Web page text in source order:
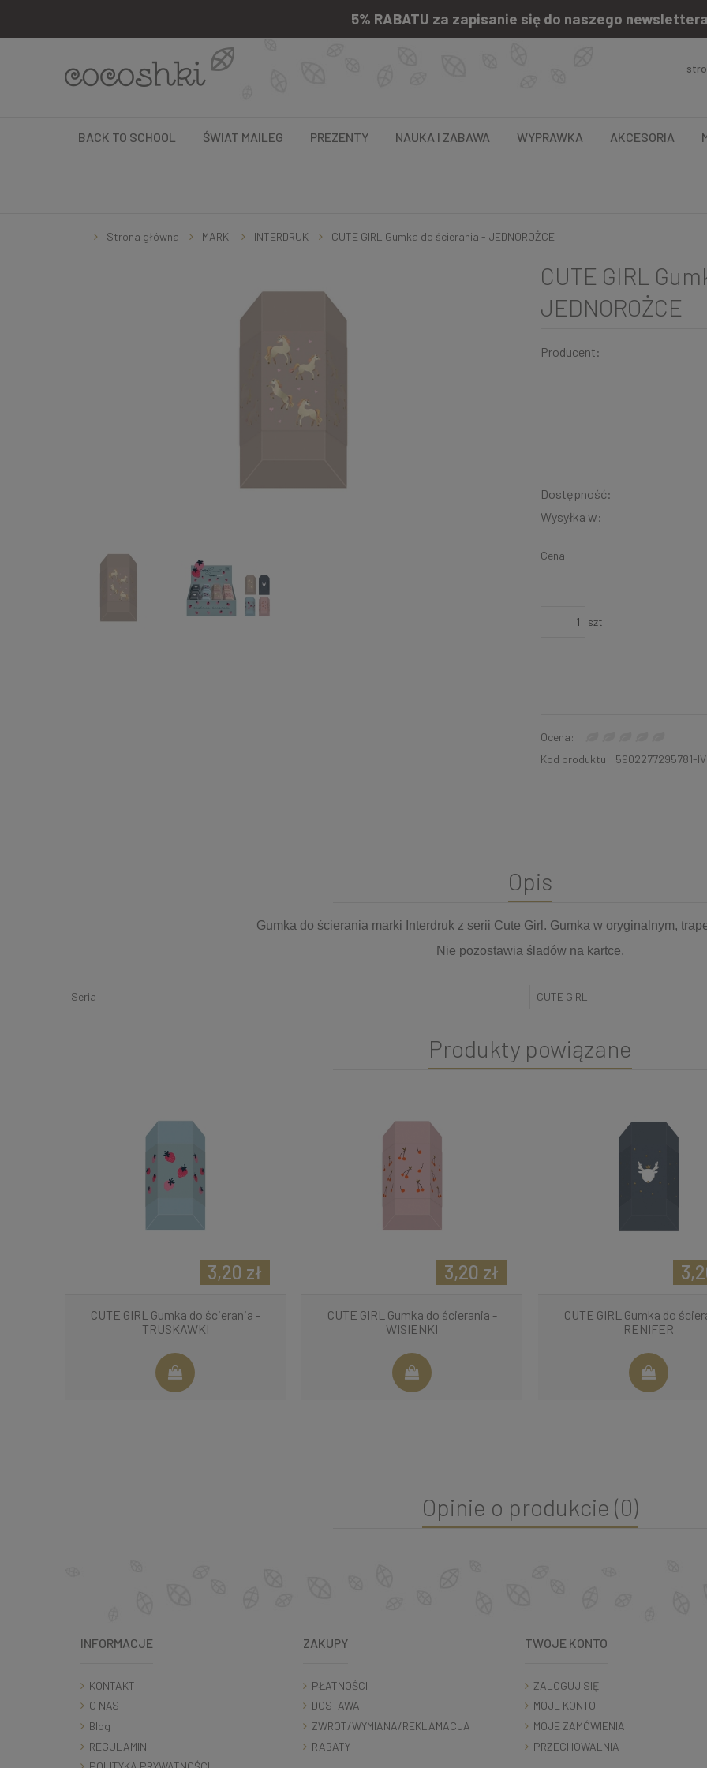
5% RABATU za zapisanie się do naszego newslettera
BACK TO SCHOOL ŚWIAT MAILEG PREZENTY NAUKA I ZABAWA WYPRAWKA AKCESORIA
Strona główna MARKI INTERDRUK CUTE GIRL Gumka do ścierania - JEDNOROŻCE
CUTE GIRL
JEDNOROŻCE
Producent:
Dostępność:
Wysyłka w:
Cena:
szt.
Ocena:
Kod produktu: 5902277295781-IV
Opis
Gumka do ścierania marki Interdruk z serii Cute Girl. Gumka w oryginalnym,
Nie pozostawia śladów na kartce.
Seria CUTE GIRL
Produkty powiązane
CUTE GIRL Gumka do ścierania -
TRUSKAWKI
3,20 zł
CUTE GIRL Gumka do ścierania -
WISIENKI
3,20 zł
CUTE GIRL Gumka do
RENIFER
Opinie o produkcie (0)
INFORMACJE
KONTAKT
O NAS
Blog
REGULAMIN
ZAKUPY
PŁATNOŚCI
DOSTAWA
ZWROT/WYMIANA/REKLAMACJA
RABATY
TWOJE KONTO
ZALOGUJ SIĘ
MOJE KONTO
MOJE ZAMÓWIENIA
PRZECHOWALNIA